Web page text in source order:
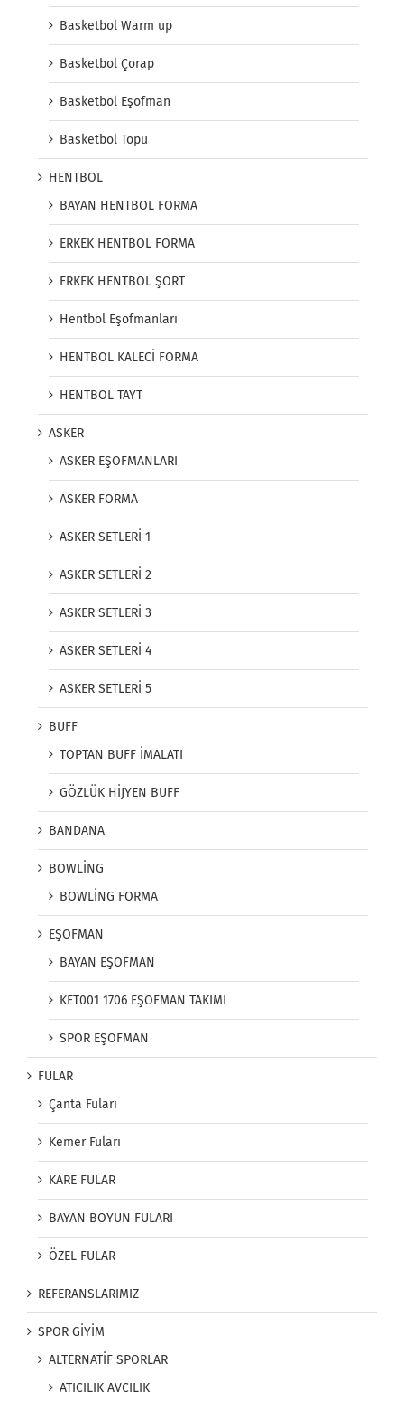
Basketbol Warm up
Basketbol Çorap
Basketbol Eşofman
Basketbol Topu
HENTBOL
BAYAN HENTBOL FORMA
ERKEK HENTBOL FORMA
ERKEK HENTBOL ŞORT
Hentbol Eşofmanları
HENTBOL KALECİ FORMA
HENTBOL TAYT
ASKER
ASKER EŞOFMANLARI
ASKER FORMA
ASKER SETLERİ 1
ASKER SETLERİ 2
ASKER SETLERİ 3
ASKER SETLERİ 4
ASKER SETLERİ 5
BUFF
TOPTAN BUFF İMALATI
GÖZLÜK HİJYEN BUFF
BANDANA
BOWLİNG
BOWLİNG FORMA
EŞOFMAN
BAYAN EŞOFMAN
KET001 1706 EŞOFMAN TAKIMI
SPOR EŞOFMAN
FULAR
Çanta Fuları
Kemer Fuları
KARE FULAR
BAYAN BOYUN FULARI
ÖZEL FULAR
REFERANSLARIMIZ
SPOR GİYİM
ALTERNATİF SPORLAR
ATICILIK AVCILIK